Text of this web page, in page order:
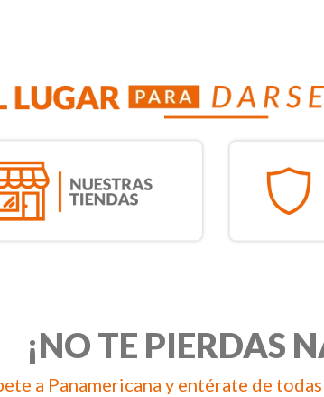
¡NO TE PIERDAS
a Panamericana y entérate de